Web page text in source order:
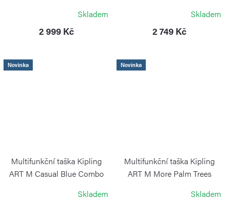
Skladem
2 999 Kč
Skladem
2 749 Kč
Novinka
Multifunkční taška Kipling
ART M Casual Blue Combo
Skladem
Novinka
Multifunkční taška Kipling
ART M More Palm Trees
Skladem